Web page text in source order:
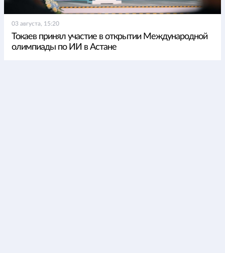
03 августа, 15:20
Токаев принял участие в открытии Международной
олимпиады по ИИ в Астане